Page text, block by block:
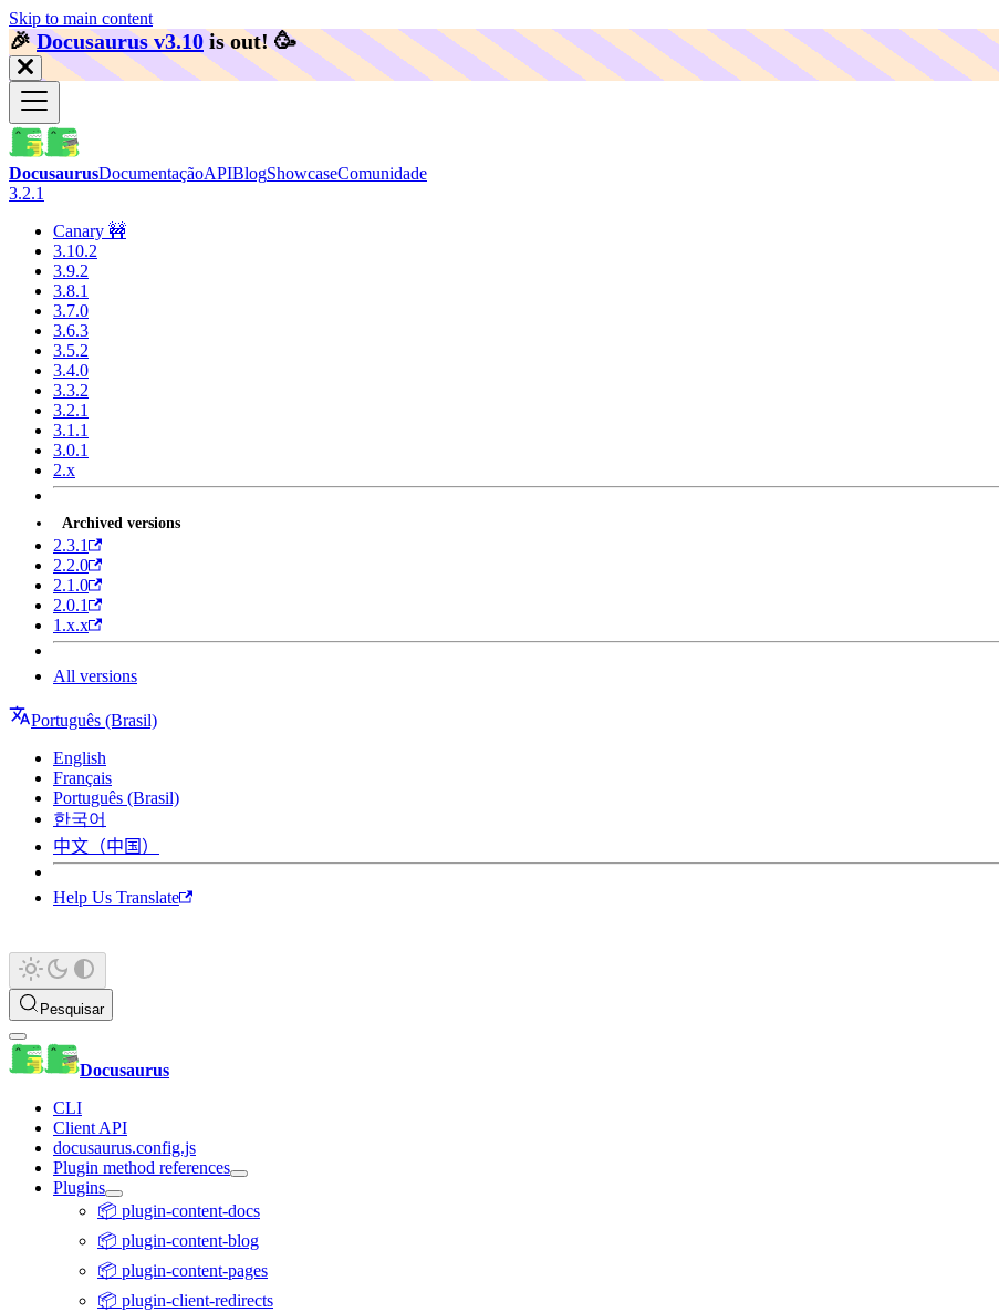
Skip to main content
🎉️Docusaurus v3.10 is out! 🥳️
DocusaurusDocumentaçãoAPIBlogShowcaseComunidade
3.2.1
Canary 🚧
3.10.2
3.9.2
3.8.1
3.7.0
3.6.3
3.5.2
3.4.0
3.3.2
3.2.1
3.1.1
3.0.1
2.x
Archived versions
2.3.1
2.2.0
2.1.0
2.0.1
1.x.x
All versions
Português (Brasil)
English
Français
Português (Brasil)
한국어
中文（中国）
Help Us Translate
Pesquisar
Docusaurus
CLI
Client API
docusaurus.config.js
Plugin method references
Plugins
📦 plugin-content-docs
📦 plugin-content-blog
📦 plugin-content-pages
📦 plugin-client-redirects